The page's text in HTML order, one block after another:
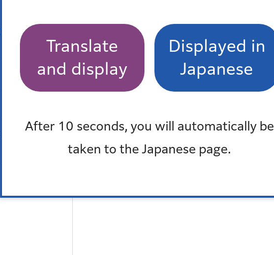
Translate
and display
Displayed in
Japanese
After 10 seconds, you will automatically be
taken to the Japanese page.
て知りたい。
よくある質問一覧
ージも見
最近チェックしたページ